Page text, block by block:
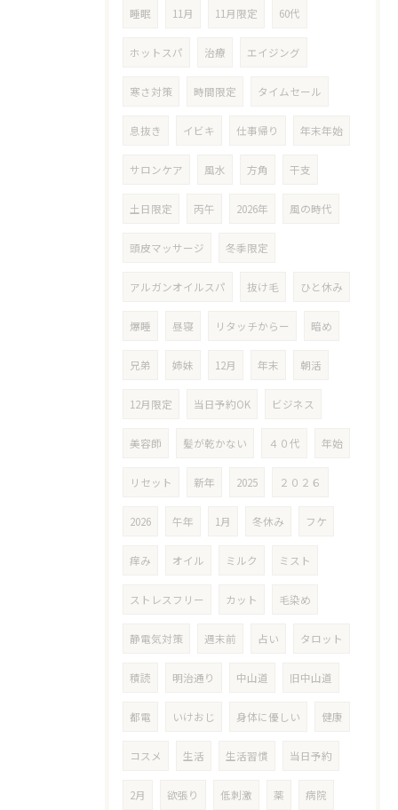
睡眠 11月 11月限定 60代
ホットスパ 治療 エイジング
寒さ対策 時間限定 タイムセール
息抜き イビキ 仕事帰り 年末年始
サロンケア 風水 方角 干支
土日限定 丙午 2026年 風の時代
頭皮マッサージ 冬季限定
アルガンオイルスパ 抜け毛 ひと休み
爆睡 昼寝 リタッチからー 暗め
兄弟 姉妹 12月 年末 朝活
12月限定 当日予約OK ビジネス
美容師 髪が乾かない ４０代 年始
リセット 新年 2025 ２０２６
2026 午年 1月 冬休み フケ
痒み オイル ミルク ミスト
ストレスフリー カット 毛染め
静電気対策 週末前 占い タロット
積読 明治通り 中山道 旧中山道
都電 いけおじ 身体に優しい 健康
コスメ 生活 生活習慣 当日予約
2月 欲張り 低刺激 薬 病院